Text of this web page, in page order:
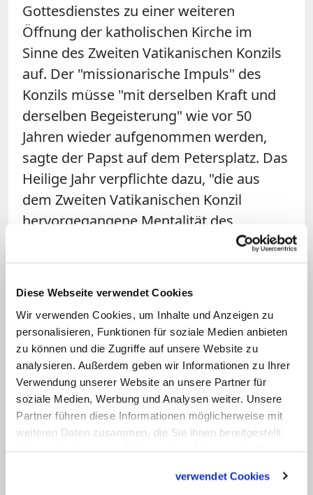
Diese Webseite verwendet Cookies
Wir verwenden Cookies, um Inhalte und Anzeigen zu
personalisieren, Funktionen für soziale Medien anbieten
zu können und die Zugriffe auf unsere Website zu
analysieren. Außerdem geben wir Informationen zu Ihrer
Verwendung unserer Website an unsere Partner für
soziale Medien, Werbung und Analysen weiter. Unsere
Partner führen diese Informationen möglicherweise mit
weiteren Daten zusammen, die Sie ihnen bereitgestellt
verwendet Cookies
Gottesdienstes zu einer weiteren
Öffnung der katholischen Kirche im
Sinne des Zweiten Vatikanischen Konzils
auf. Der "missionarische Impuls" des
Konzils müsse "mit derselben Kraft und
derselben Begeisterung" wie vor 50
Jahren wieder aufgenommen werden,
sagte der Papst auf dem Petersplatz. Das
Heilige Jahr verpflichte dazu, "die aus
dem Zweiten Vatikanischen Konzil
hervorgegangene Mentalität des
barmherzigen Samariters nicht zu
denken: an die Tür, welche die Väter des
Zweiten Vatikanischen Konzils vor fünfzig
Jahren zur Welt hin aufgestoßen haben",
sagte der Papst weiter.
Millionen Pilger in Rom erwartet
einen "großen Fortschritt" im Glauben,